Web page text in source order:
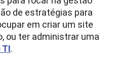
de estratégias para
em criar um site
ou ter administrar uma
.